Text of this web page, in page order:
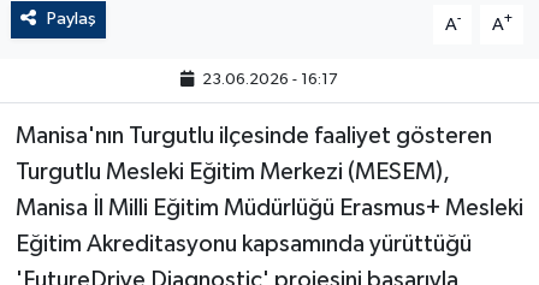
Paylaş A- A+
23.06.2026 - 16:17
Manisa'nın Turgutlu ilçesinde faaliyet gösteren
Turgutlu Mesleki Eğitim Merkezi (MESEM),
Manisa İl Milli Eğitim Müdürlüğü Erasmus+ Mesleki
Eğitim Akreditasyonu kapsamında yürüttüğü